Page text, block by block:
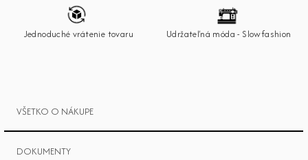
Jednoduché vrátenie tovaru Udržateľná móda - Slowfashion
VŠETKO O NÁKUPE
DOKUMENTY